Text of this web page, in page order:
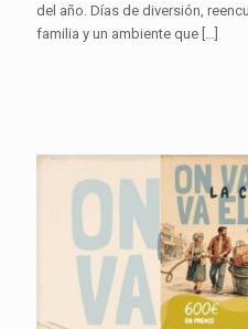
del año. Días de diversión,
familia y un ambiente que